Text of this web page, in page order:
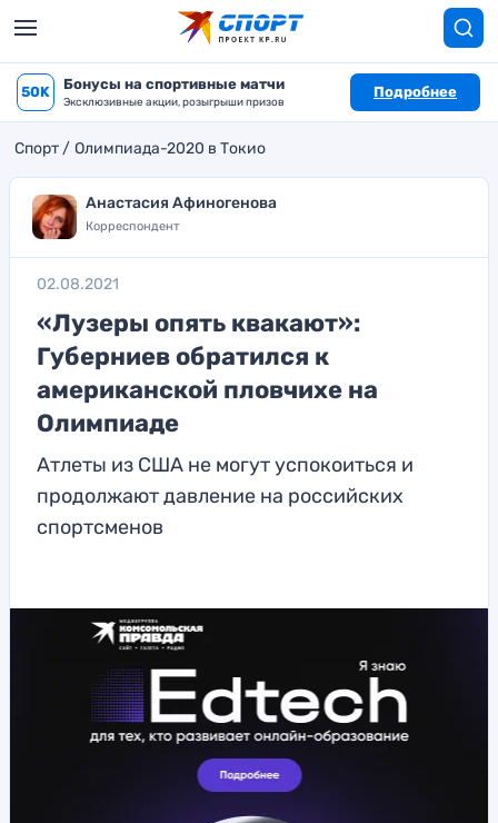
50K Бонусы на спортивные матчи
Эксклюзивные акции, розыгрыши призов
Подробнее
Спорт Олимпиада-2020 в Токио
Анастасия Афиногенова
Корреспондент
02.08.2021
«Лузеры опять квакают»:
Губерниев обратился к
американской пловчихе на
Олимпиаде
Атлеты из США не могут успокоиться и
продолжают давление на российских
спортсменов